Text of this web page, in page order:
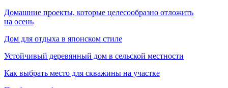
Домашние проекты, которые целесообразно отложить
на осень
Дом для отдыха в японском стиле
Устойчивый деревянный дом в сельской местности
Как выбрать место для скважины на участке